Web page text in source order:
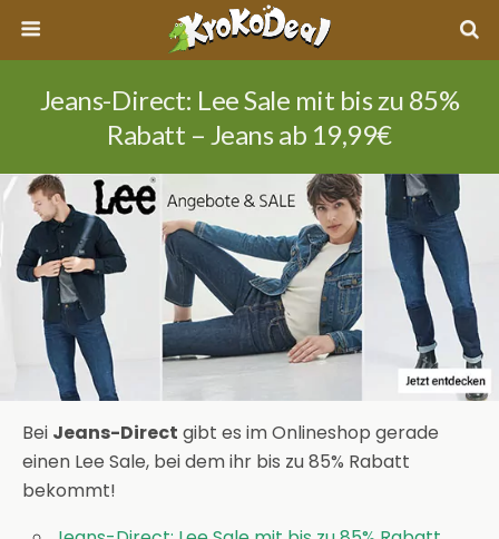
Jeans-Direct: Lee Sale mit bis zu 85%
Rabatt – Jeans ab 19,99€
Bei Jeans-Direct gibt es im Onlineshop gerade
einen Lee Sale, bei dem ihr bis zu 85% Rabatt
bekommt!